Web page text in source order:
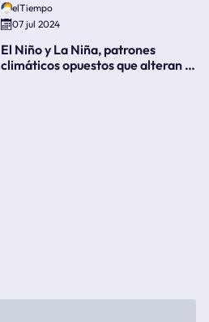
elTiempo
07 jul 2024
El Niño y La Niña, patrones
climáticos opuestos que alteran la